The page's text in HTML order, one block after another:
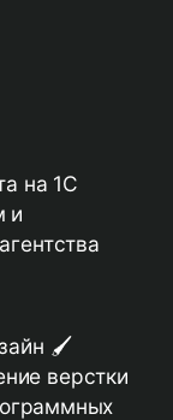
на 1С
и
🖌️
верстки